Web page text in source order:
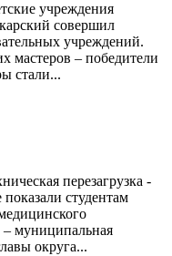
учреждения
совершил
учреждений.
мастеров – победители
стали...
перезагрузка -
студентам
– муниципальная
округа...